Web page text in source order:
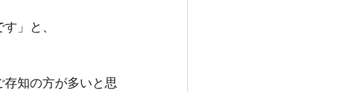
」と、
知の方が多いと思